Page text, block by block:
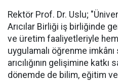
Rektör Prof. Dr. Uslu;
Arıcılar Birliği iş birliğinde
ve üretim faaliyetleriyle
uygulamalı öğrenme
arıcılığının gelişimine
dönemde de bilim, eğitim